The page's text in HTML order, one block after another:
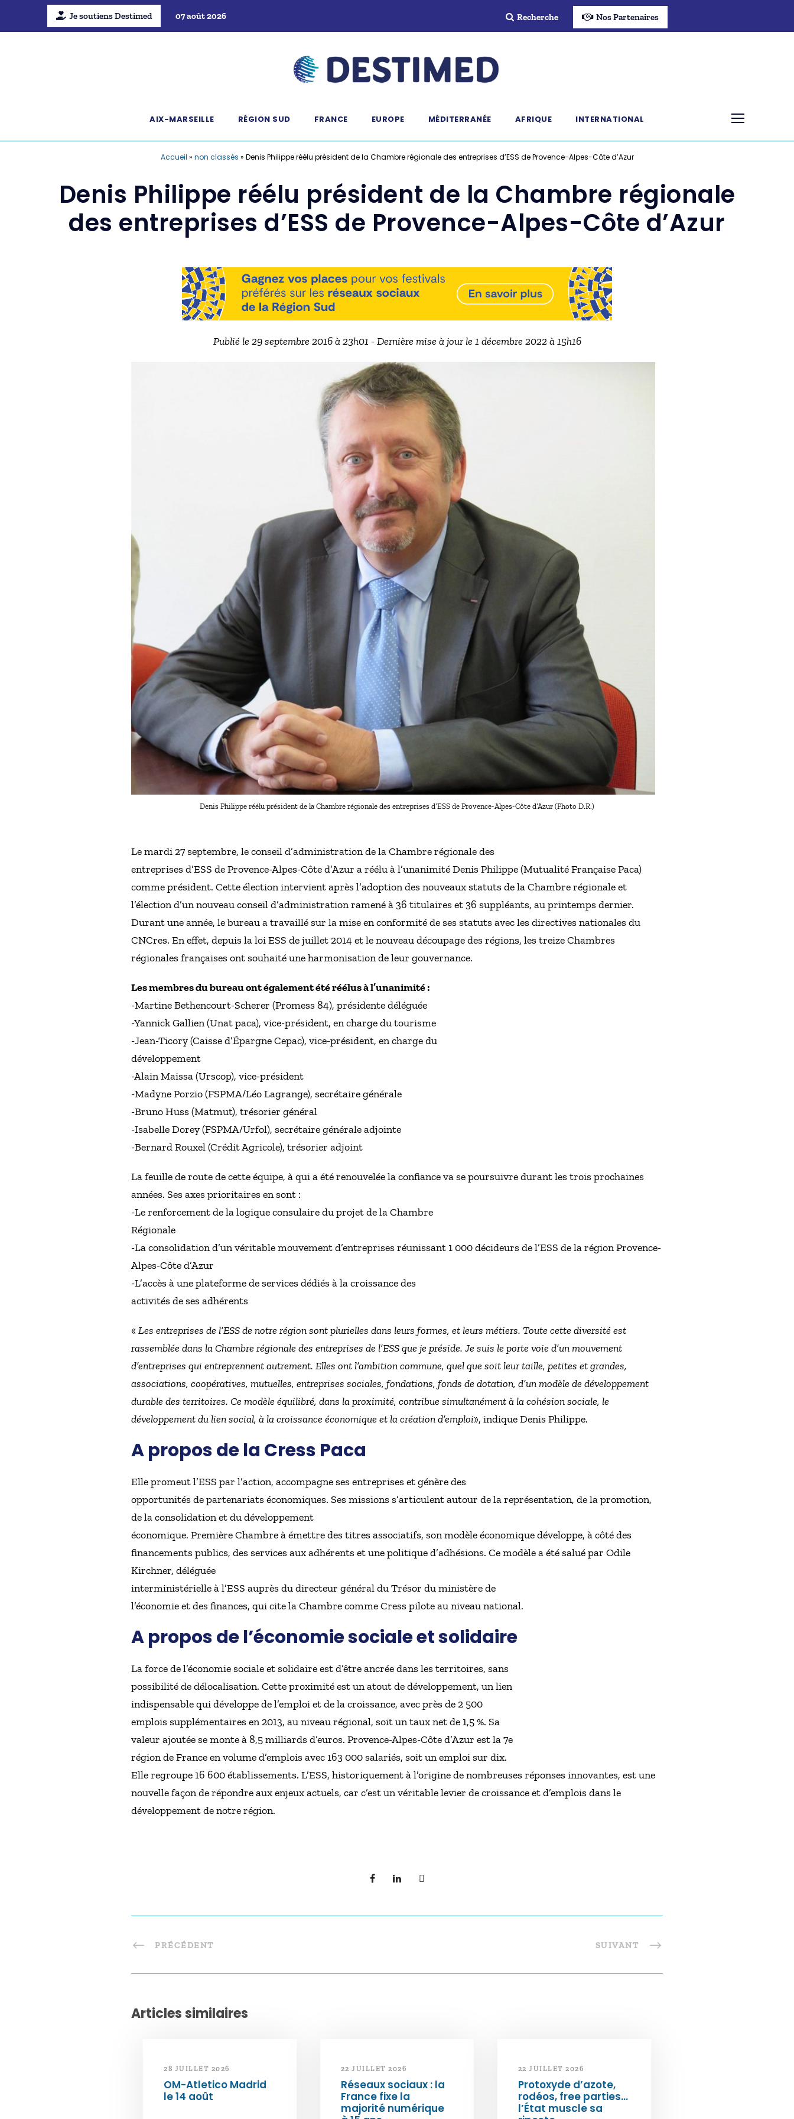
Je soutiens Destimed 07 août 2026 Recherche Nos Partenaires
AIX-MARSEILLE RÉGION SUD FRANCE EUROPE MÉDITERRANÉE AFRIQUE INTERNATIONAL
Accueil » non classés » Denis Philippe réélu président de la Chambre régionale des entreprises d’ESS de Provence-Alpes-Côte d’Azur
Denis Philippe réélu président de la Chambre régionale
des entreprises d’ESS de Provence-Alpes-Côte d’Azur
Publié le 29 septembre 2016 à 23h01 - Dernière mise à jour le 1 décembre 2022 à 15h16
Denis Philippe réélu président de la Chambre régionale des entreprises d’ESS de Provence-Alpes-Côte d’Azur (Photo D.R.)
Le mardi 27 septembre, le conseil d’administration de la Chambre régionale des
entreprises d’ESS de Provence-Alpes-Côte d’Azur a réélu à l’unanimité Denis Philippe (Mutualité Française Paca)
comme président. Cette élection intervient après l’adoption des nouveaux statuts de la Chambre régionale et
l’élection d’un nouveau conseil d’administration ramené à 36 titulaires et 36 suppléants, au printemps dernier.
Durant une année, le bureau a travaillé sur la mise en conformité de ses statuts avec les directives nationales du
CNCres. En effet, depuis la loi ESS de juillet 2014 et le nouveau découpage des régions, les treize Chambres
régionales françaises ont souhaité une harmonisation de leur gouvernance.
Les membres du bureau ont également été réélus à l’unanimité :
-Martine Bethencourt-Scherer (Promess 84), présidente déléguée
-Yannick Gallien (Unat paca), vice-président, en charge du tourisme
-Jean-Ticory (Caisse d’Épargne Cepac), vice-président, en charge du
développement
-Alain Maissa (Urscop), vice-président
-Madyne Porzio (FSPMA/Léo Lagrange), secrétaire générale
-Bruno Huss (Matmut), trésorier général
-Isabelle Dorey (FSPMA/Urfol), secrétaire générale adjointe
-Bernard Rouxel (Crédit Agricole), trésorier adjoint
La feuille de route de cette équipe, à qui a été renouvelée la confiance va se poursuivre durant les trois prochaines
années. Ses axes prioritaires en sont :
-Le renforcement de la logique consulaire du projet de la Chambre
Régionale
-La consolidation d’un véritable mouvement d’entreprises réunissant 1 000 décideurs de l’ESS de la région Provence-
Alpes-Côte d’Azur
-L’accès à une plateforme de services dédiés à la croissance des
activités de ses adhérents
« Les entreprises de l’ESS de notre région sont plurielles dans leurs formes, et leurs métiers. Toute cette diversité est
rassemblée dans la Chambre régionale des entreprises de l’ESS que je préside. Je suis le porte voie d’un mouvement
d’entreprises qui entreprennent autrement. Elles ont l’ambition commune, quel que soit leur taille, petites et grandes,
associations, coopératives, mutuelles, entreprises sociales, fondations, fonds de dotation, d’un modèle de développement
durable des territoires. Ce modèle équilibré, dans la proximité, contribue simultanément à la cohésion sociale, le
développement du lien social, à la croissance économique et la création d’emploi», indique Denis Philippe.
A propos de la Cress Paca
Elle promeut l’ESS par l’action, accompagne ses entreprises et génère des
opportunités de partenariats économiques. Ses missions s’articulent autour de la représentation, de la promotion,
de la consolidation et du développement
économique. Première Chambre à émettre des titres associatifs, son modèle économique développe, à côté des
financements publics, des services aux adhérents et une politique d’adhésions. Ce modèle a été salué par Odile
Kirchner, déléguée
interministérielle à l’ESS auprès du directeur général du Trésor du ministère de
l’économie et des finances, qui cite la Chambre comme Cress pilote au niveau national.
A propos de l’économie sociale et solidaire
La force de l’économie sociale et solidaire est d’être ancrée dans les territoires, sans
possibilité de délocalisation. Cette proximité est un atout de développement, un lien
indispensable qui développe de l’emploi et de la croissance, avec près de 2 500
emplois supplémentaires en 2013, au niveau régional, soit un taux net de 1,5 %. Sa
valeur ajoutée se monte à 8,5 milliards d’euros. Provence-Alpes-Côte d’Azur est la 7e
région de France en volume d’emplois avec 163 000 salariés, soit un emploi sur dix.
Elle regroupe 16 600 établissements. L’ESS, historiquement à l’origine de nombreuses réponses innovantes, est une
nouvelle façon de répondre aux enjeux actuels, car c’est un véritable levier de croissance et d’emplois dans le
développement de notre région.
PRÉCÉDENT SUIVANT
Articles similaires
28 JUILLET 2026
OM-Atletico Madrid
le 14 août
22 JUILLET 2026
Réseaux sociaux : la
France fixe la
majorité numérique
22 JUILLET 2026
Protoxyde d’azote,
rodéos, free parties…
l’État muscle sa